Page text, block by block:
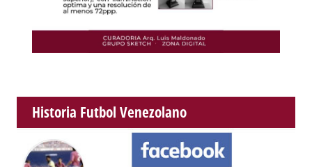
Historia Futbol Venezolano